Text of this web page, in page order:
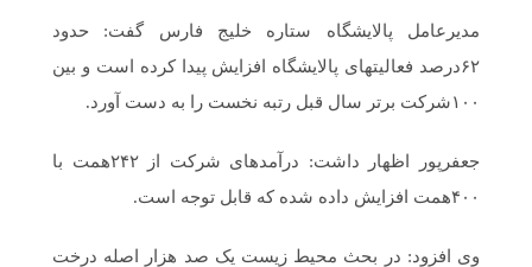
مدیرعامل پالایشگاه ستاره خلیج فارس گفت: حدود
۶۲درصد فعالیتهای پالایشگاه افزایش پیدا کرده است و بین
۱۰۰شرکت برتر سال قبل رتبه نخست را به دست آورد.
جعفرپور اظهار داشت: درآمدهای شرکت از ۲۴۲همت با
۴۰۰همت افزایش داده شده که قابل توجه است.
وی افزود: در بحث محیط زیست یک صد هزار اصله درخت